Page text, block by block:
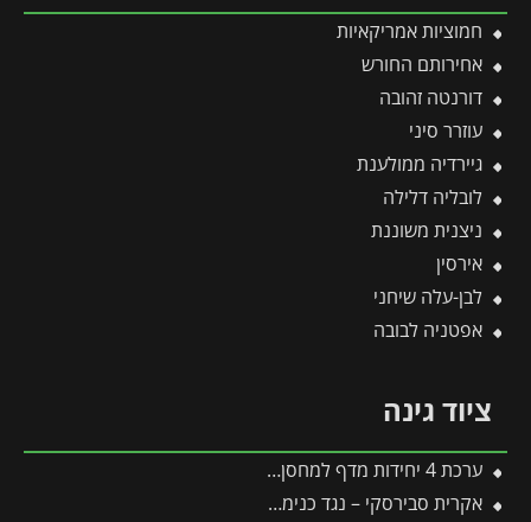
חמוציות אמריקאיות
אחירותם החורש
דורנטה זהובה
עוזרר סיני
גיירדיה ממולענת
לובליה דלילה
ניצנית משוננת
אירסין
לבן-עלה שיחני
אפטניה לבובה
ציוד גינה
ערכת 4 יחידות מדף למחסן Yukon מבית פלרם – Canopia
אקרית סבירסקי – נגד כנימת עש הטבק, תריפס